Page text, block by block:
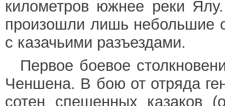
километров южнее реки
произошли лишь небольшие
с казачьими разъездами.
Первое боевое
Ченшена. В бою от отряда
сотен спешенных казаков